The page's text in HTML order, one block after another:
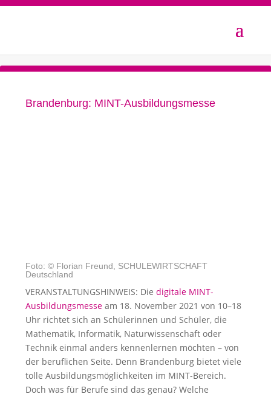
Brandenburg: MINT-Ausbildungsmesse
Foto: © Florian Freund, SCHULEWIRTSCHAFT
Deutschland
VERANSTALTUNGSHINWEIS: Die digitale MINT-
Ausbildungsmesse am 18. November 2021 von 10–18
Uhr richtet sich an Schülerinnen und Schüler, die
Mathematik, Informatik, Naturwissenschaft oder
Technik einmal anders kennenlernen möchten – von
der beruflichen Seite. Denn Brandenburg bietet viele
tolle Ausbildungsmöglichkeiten im MINT-Bereich.
Doch was für Berufe sind das genau? Welche